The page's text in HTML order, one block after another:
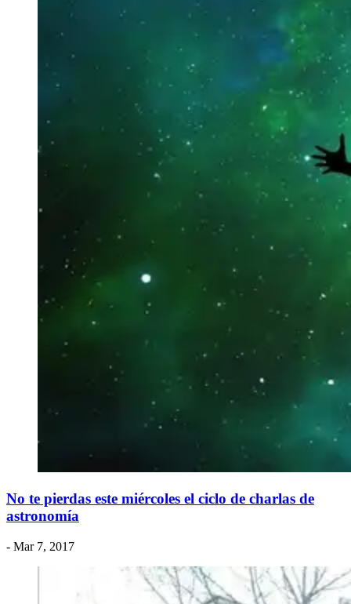
No te pierdas este miércoles el ciclo de charlas de
astronomía
- Mar 7, 2017